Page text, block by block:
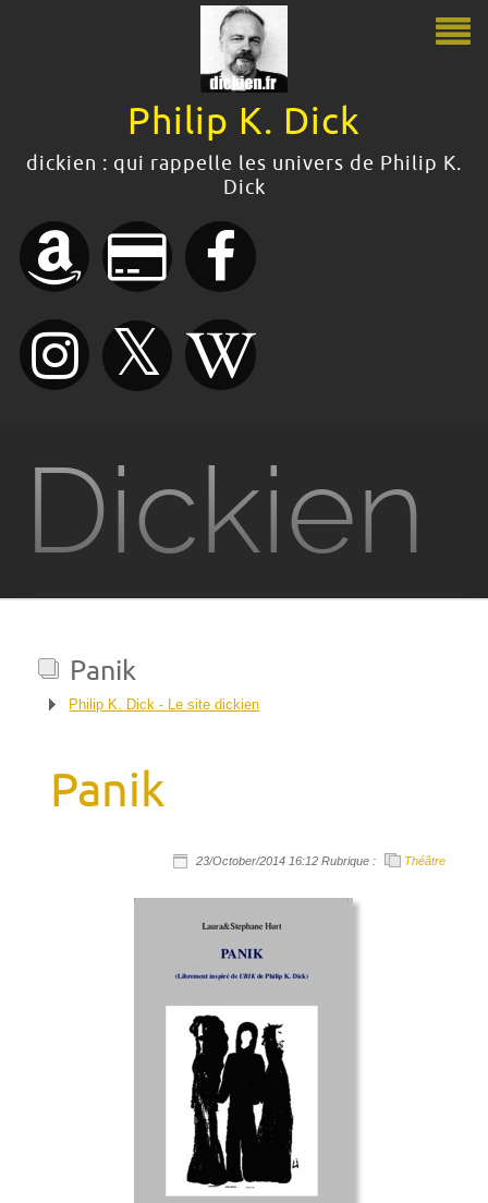
Philip K. Dick
dickien : qui rappelle les univers de Philip K.
Dick
Philip K. Dick
Le guide Philip K. Dick
Citations
Bibliographie
Dossiers dickiens
Films
Dickien
Panik
Philip K. Dick - Le site dickien
Panik
23/October/2014 16:12 Rubrique : Théâtre